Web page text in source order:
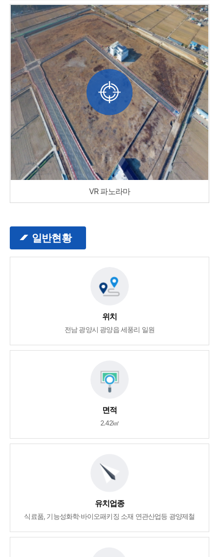
VR 파노라마
일반현황
위치
전남 광양시 광양읍 세풍리 일원
면적
2.42㎢
유치업종
식료품, 기능성화학·바이오패키징 소재 연관산업등 광양제철